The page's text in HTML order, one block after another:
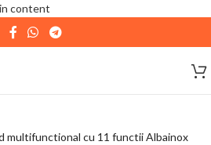
content
|In perioada11 August - 18
pentru intelegere!
multifunctional cu 11 functii Albainox